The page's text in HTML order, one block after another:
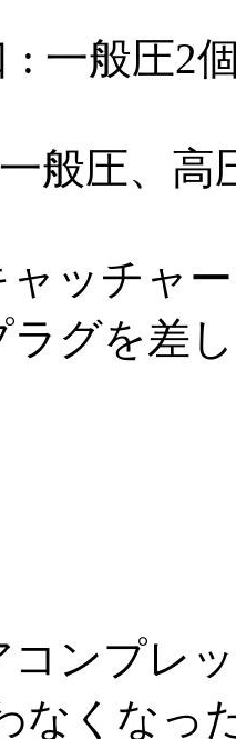
: 一般圧2
般圧、高
ッチャー
グを差
ンプレ
なくなっ